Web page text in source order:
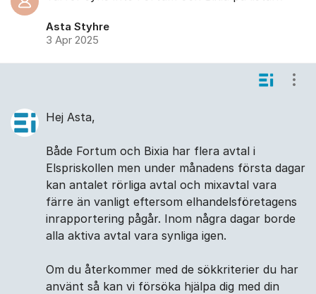
Asta Styhre
3 Apr 2025
Hej Asta,
Både Fortum och Bixia har flera avtal i
Elspriskollen men under månadens första dagar
kan antalet rörliga avtal och mixavtal vara
färre än vanligt eftersom elhandelsföretagens
inrapportering pågår. Inom några dagar borde
alla aktiva avtal vara synliga igen.
Om du återkommer med de sökkriterier du har
använt så kan vi försöka hjälpa dig med din